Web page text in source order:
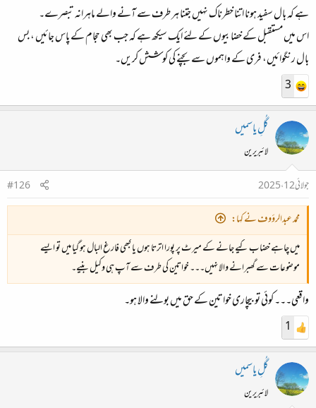
ہے کہ بال سفید ہونا اتنا خطرناک نہیں جتنا ہر طرف سے آنے والے ماہرانہ تبصرے۔
اس میں مستقبل کے خضابیوں کے لئے ایک سیکھ ہے کہ جب بھی حجام کے پاس جائیں ، بس
بال رنگوائیں، فری کے واہموں سے بچنے کی کوشش کریں۔
3
گُلِ یاسمیں
لائبریرین
جولائی 12، 2025
#126
محمد عبدالرؤوف نے کہا:
میں چاہے خضاب کیے جانے کے میرٹ پر پورا اترتا ہوں یا کبھی فارغ البال ہو گیا میں تو ایسے
موضوعات سے گھبرانے والا نہیں۔۔۔ خواتین کی طرف سے آپ ہی وکیل بنیے۔
واقعی۔۔۔ کوئی تو بیچاری خواتین کے حق میں بولنے والا ہو۔
1
گُلِ یاسمیں
لائبریرین